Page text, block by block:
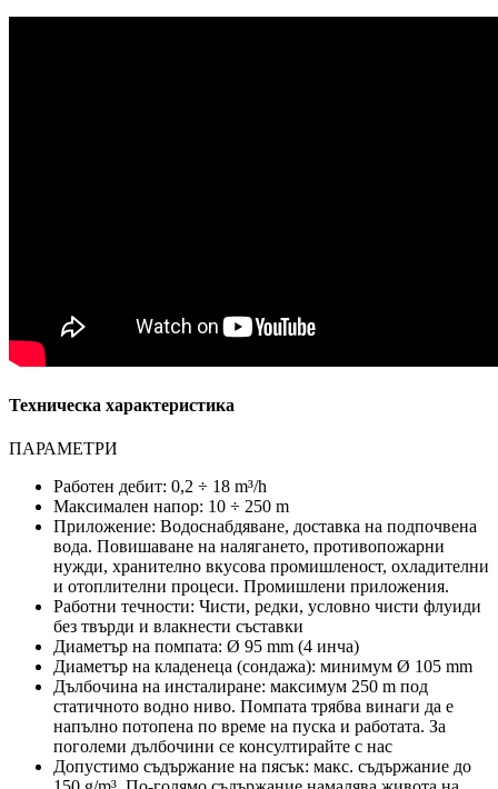
Техническа характеристика
ПАРАМЕТРИ
Работен дебит: 0,2 ÷ 18 m³/h
Максимален напор: 10 ÷ 250 m
Приложение: Водоснабдяване, доставка на подпочвена
вода. Повишаване на налягането, противопожарни
нужди, хранително вкусова промишленост, охладителни
и отоплителни процеси. Промишлени приложения.
Работни течности: Чисти, редки, условно чисти флуиди
без твърди и влакнести съставки
Диаметър на помпата: Ø 95 mm (4 инча)
Диаметър на кладенеца (сондажа): минимум Ø 105 mm
Дълбочина на инсталиране: максимум 250 m под
статичното водно ниво. Помпата трябва винаги да е
напълно потопена по време на пуска и работата. За
поголеми дълбочини се консултирайте с нас
Допустимо съдържание на пясък: макс. съдържание до